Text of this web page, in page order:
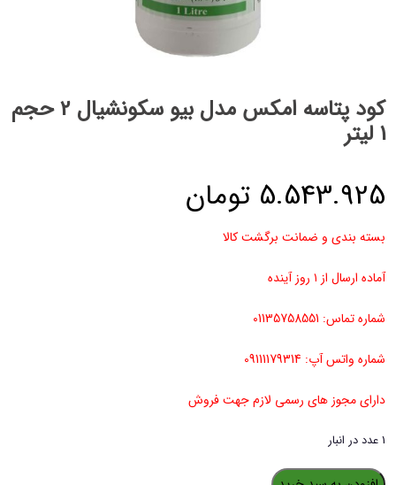
کود پتاسه امکس مدل بیو سکونشیال 2 حجم
1 لیتر
5.543.925 تومان
بسته بندی و ضمانت برگشت کالا
آماده ارسال از ۱ روز آینده
شماره تماس: 01135758551
شماره واتس آپ: 09111179314
دارای مجوز های رسمی لازم جهت فروش
1 عدد در انبار
کود